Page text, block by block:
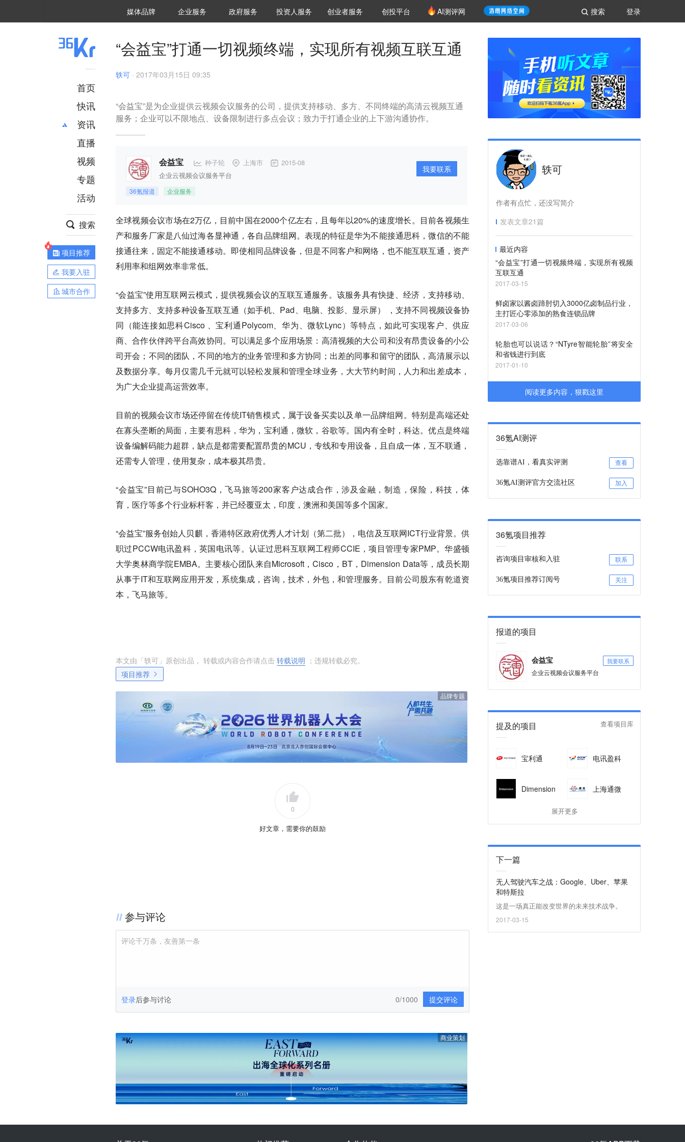
登录
搜索
媒体品牌 36Kr研究院
企业服务 城市之窗
政府服务 VClub投资机构库
投资机构职位推介
投资人服务 创投氪堂
创业者服务 创投平台 AI测评网
首页
快讯
资讯
推荐
财经
项目推荐
安徽
直播
视频
专题
活动
搜索
项目推荐
我要入驻
城市合作
“会益宝”打通一切视频终端，实现所有视频互联互通
轶可 · 2017年03月15日 09:35
“会益宝”是为企业提供云视频会议服务的公司，提供支持移动、多方、不同终端的高清云视频互通
服务；企业可以不限地点、设备限制进行多点会议；致力于打通企业的上下游沟通协作。
会益宝 种子轮 上海市 2015-08
企业云视频会议服务平台
36氪报道 企业服务
我要联系
全球视频会议市场在2万亿，目前中国在2000个亿左右，且每年以20%的速度增长。目前各视频生
产和服务厂家是八仙过海各显神通，各自品牌组网。表现的特征是华为不能接通思科，微信的不能
接通往来，固定不能接通移动。即使相同品牌设备，但是不同客户和网络，也不能互联互通，资产
利用率和组网效率非常低。
“会益宝”使用互联网云模式，提供视频会议的互联互通服务。该服务具有快捷、经济，支持移动、
支持多方、支持多种设备互联互通（如手机、Pad、电脑、投影、显示屏） ，支持不同视频设备协
同（能连接如思科Cisco 、宝利通Polycom、华为、微软Lync）等特点，如此可实现客户、供应
商、合作伙伴跨平台高效协同。可以满足多个应用场景：高清视频的大公司和没有昂贵设备的小公
司开会；不同的团队，不同的地方的业务管理和多方协同；出差的同事和留守的团队，高清展示以
及数据分享。每月仅需几千元就可以轻松发展和管理全球业务，大大节约时间，人力和出差成本，
为广大企业提高运营效率。
目前的视频会议市场还停留在传统IT销售模式，属于设备买卖以及单一品牌组网。特别是高端还处
在寡头垄断的局面，主要有思科，华为，宝利通，微软，谷歌等。国内有全时，科达。优点是终端
设备编解码能力超群，缺点是都需要配置昂贵的MCU，专线和专用设备，且自成一体，互不联通，
还需专人管理，使用复杂，成本极其昂贵。
“会益宝”目前已与SOHO3Q，飞马旅等200家客户达成合作，涉及金融，制造，保险，科技，体
育，医疗等多个行业标杆客，并已经覆亚太，印度，澳洲和美国等多个国家。
“会益宝”服务创始人贝麒，香港特区政府优秀人才计划（第二批），电信及互联网ICT行业背景。供
职过PCCW电讯盈科，英国电讯等。认证过思科互联网工程师CCIE，项目管理专家PMP。华盛顿
大学奥林商学院EMBA。主要核心团队来自Microsoft，Cisco，BT，Dimension Data等，成员长期
从事于IT和互联网应用开发，系统集成，咨询，技术，外包，和管理服务。目前公司股东有乾道资
本，飞马旅等。
本文由「轶可 」原创出品， 转载或内容合作请点击 转载说明 ；违规转载必究。
项目推荐
品牌专题
0
好文章，需要你的鼓励
参与评论
评论千万条，友善第一条
登录后参与讨论 提交评论
0/1000
商业策划
轶可
作者有点忙，还没写简介
发表文章21篇
最近内容
“会益宝”打通一切视频终端，实现所有视频
互联互通
2017-03-15
鲜卤家以酱卤蹄肘切入3000亿卤制品行业，
主打匠心零添加的熟食连锁品牌
2017-03-06
轮胎也可以说话？“NTyre智能轮胎”将安全
和省钱进行到底
2017-01-10
阅读更多内容，狠戳这里
36氪AI测评
选靠谱AI，看真实评测 查看
36氪AI测评官方交流社区 加入
36氪项目推荐
咨询项目审核和入驻 联系
36氪项目推荐订阅号 关注
报道的项目
会益宝 我要联系
企业云视频会议服务平台
提及的项目 查看项目库
宝利通 电讯盈科
Dimension 上海通微
展开更多
下一篇
无人驾驶汽车之战：Google、Uber、苹果
和特斯拉
这是一场真正能改变世界的未来技术战争。
2017-03-15